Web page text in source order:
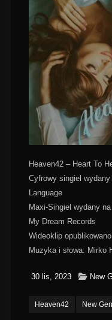
Heaven42 – Heart To
Cyfrowy singiel
Language
Maxi-Singiel wydany
My Dream Records
Wideoklip
Muzyka i słowa: Mirko
30 lis, 2023 New
Heaven42 New